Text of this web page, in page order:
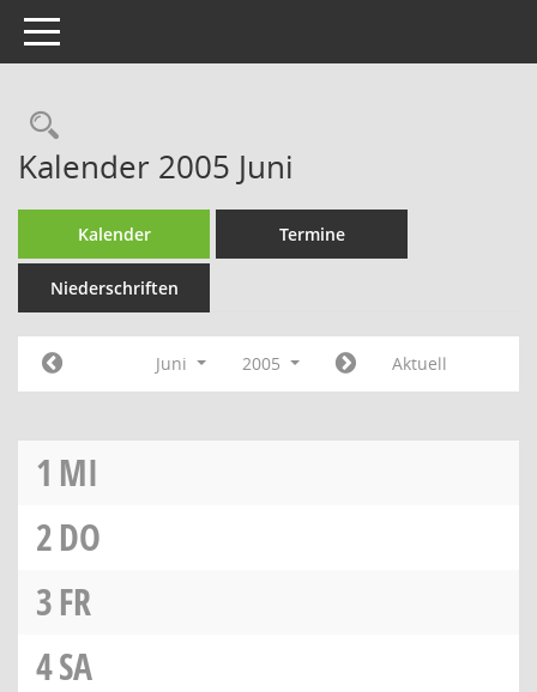
Toggle navigation
Rechercheauswahl
Kalender 2005 Juni
Kalender Termine
Niederschriften
Juni 2005 Aktuell
1 MI
2DO
3FR
4SA